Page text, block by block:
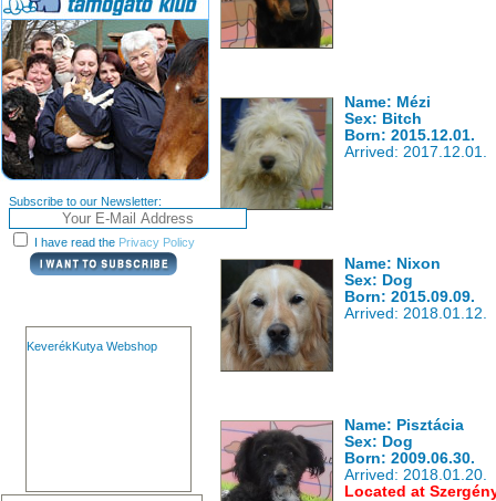
Subscribe to our Newsletter:
I have read the Privacy Policy
KeverékKutya Webshop
Name: Mézi
Sex: Bitch
Born: 2015.12.01.
Arrived: 2017.12.01.
Name: Nixon
Sex: Dog
Born: 2015.09.09.
Arrived: 2018.01.12.
Name: Pisztácia
Sex: Dog
Born: 2009.06.30.
Arrived: 2018.01.20.
Located at